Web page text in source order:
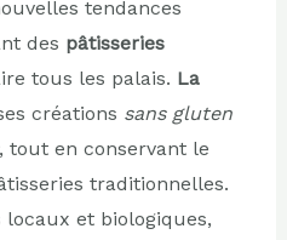
tendances
des pâtisseries
tous les palais. La
créations sans gluten
tout en conservant le
traditionnelles.
et biologiques,